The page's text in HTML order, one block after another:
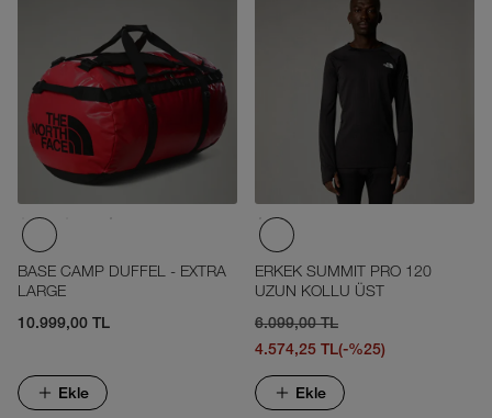
BASE CAMP DUFFEL - EXTRA
LARGE
10.999,00 TL
Ekle
ERKEK SUMMIT PRO 120
UZUN KOLLU ÜST
6.099,00 TL
4.574,25 TL(-%25)
Ekle